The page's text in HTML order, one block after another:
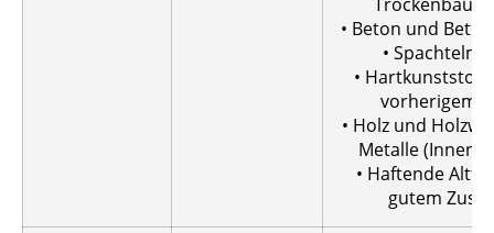
• Beton und
•
•
vorherigem
• Holz und
Metalle
• Haftende
gutem